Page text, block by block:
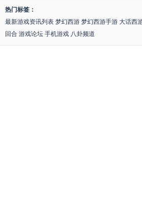
热门标签：
最新游戏资讯列表 梦幻西游 梦幻西游手游 大话西
回合 游戏论坛 手机游戏 八卦频道